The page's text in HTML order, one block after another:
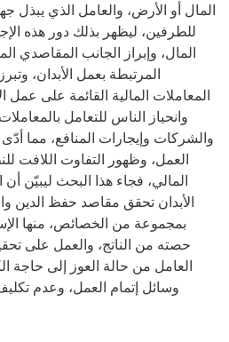
المال أو الأرض، والعامل الذي يبذل
للطرفين، ليظهر بذلك دور هذه
المال، وإبراز الجانب المقاصدي
المرتبطة بعمل الأبدان،
المعاملات المالية القائمة على عمل
وانحياز الناس للتعامل
والشركات وإيجارات المنافع، مما
العمل، وظهور التفاوت اللافت
المالي، فجاء هذا البحث ليبيّن
الأبدان تحقق مقاصد حفظ الدين
بمجموعة من الخصائص، منها
حصته من الناتج، والعمل على
العامل من حالة العوز إلى حاجة
وسائل إتمام العمل، وعدم